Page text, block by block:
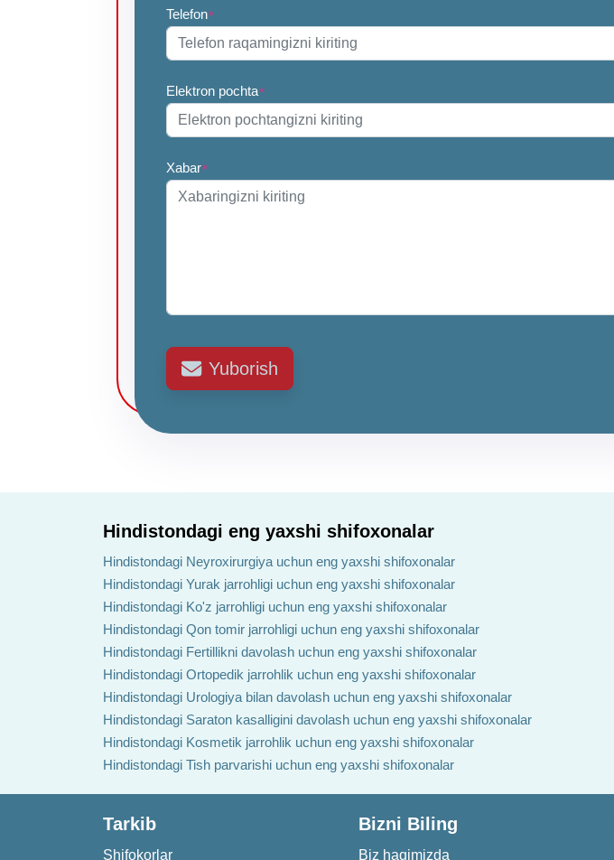
Telefon*
Elektron pochta*
Xabar*
Yuborish
Hindistondagi eng yaxshi shifoxonalar
Hindistondagi Neyroxirurgiya uchun eng yaxshi shifoxonalar
Hindistondagi Yurak jarrohligi uchun eng yaxshi shifoxonalar
Hindistondagi Ko'z jarrohligi uchun eng yaxshi shifoxonalar
Hindistondagi Qon tomir jarrohligi uchun eng yaxshi shifoxonalar
Hindistondagi Fertillikni davolash uchun eng yaxshi shifoxonalar
Hindistondagi Ortopedik jarrohlik uchun eng yaxshi shifoxonalar
Hindistondagi Urologiya bilan davolash uchun eng yaxshi shifoxonalar
Hindistondagi Saraton kasalligini davolash uchun eng yaxshi shifoxonalar
Hindistondagi Kosmetik jarrohlik uchun eng yaxshi shifoxonalar
Hindistondagi Tish parvarishi uchun eng yaxshi shifoxonalar
Tarkib
Shifokorlar
Bizni Biling
Biz haqimizda